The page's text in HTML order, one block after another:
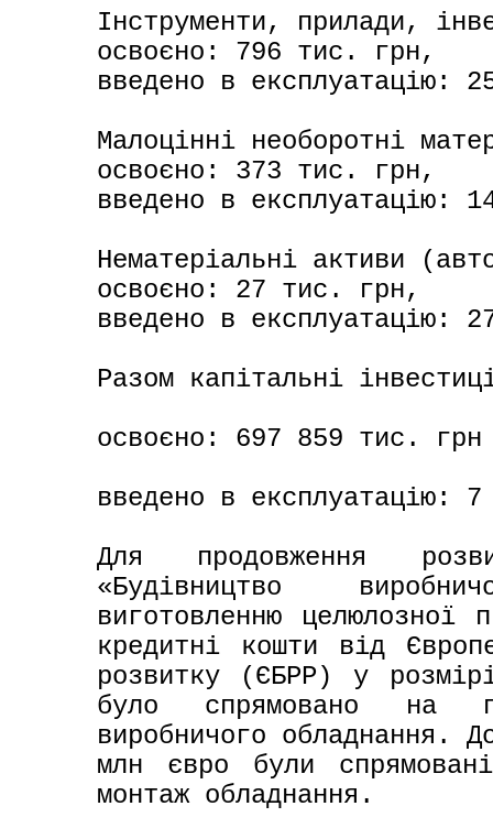
Інструменти, прилади,
освоєно: 796 тис. грн,
введено в експлуатацію:
Малоцінні необоротні
освоєно: 373 тис. грн,
введено в експлуатацію:
Нематеріальні активи
освоєно: 27 тис. грн,
введено в експлуатацію:
Разом капітальні
освоєно: 697 859 тис. грн
введено в експлуатацію:
Для продовження
«Будівництво
виготовленню целюлозної
кредитні кошти від
розвитку (ЄБРР) у
було спрямовано на
виробничого обладнання.
млн євро були
монтаж обладнання.